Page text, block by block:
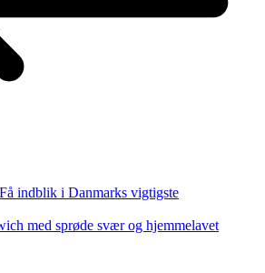
indblik i Danmarks vigtigste
med sprøde svær og hjemmelavet